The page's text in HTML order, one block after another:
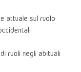
attuale sul ruolo
ruoli negli abituali